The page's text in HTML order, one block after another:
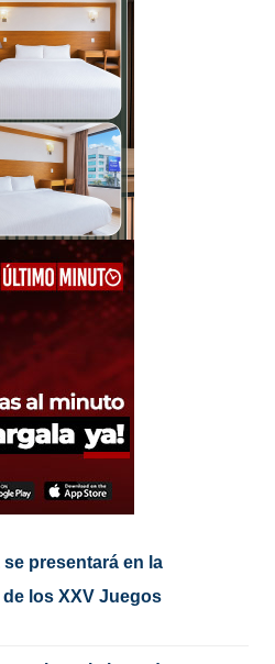
presentará en la
los XXV Juegos